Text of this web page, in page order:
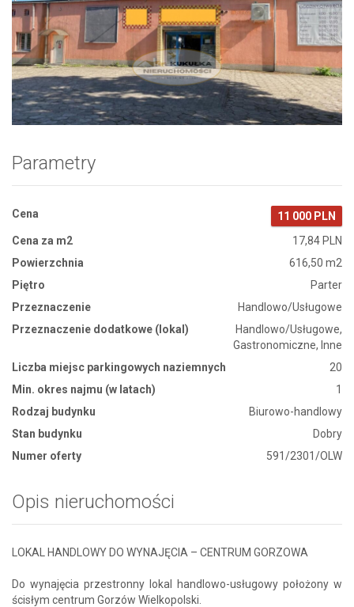
Zdjęcie 1
Parametry
Cena
11 000 PLN
Cena za m2
17,84 PLN
Powierzchnia
616,50 m2
Piętro
Parter
Przeznaczenie
Handlowo/Usługowe
Przeznaczenie dodatkowe (lokal)
Handlowo/Usługowe,
Gastronomiczne, Inne
Liczba miejsc parkingowych naziemnych
20
Min. okres najmu (w latach)
1
Rodzaj budynku
Biurowo-handlowy
Stan budynku
Dobry
Numer oferty
591/2301/OLW
Opis nieruchomości
LOKAL HANDLOWY DO WYNAJĘCIA – CENTRUM GORZOWA
Do wynajęcia przestronny lokal handlowo-usługowy położony w
ścisłym centrum Gorzów Wielkopolski.